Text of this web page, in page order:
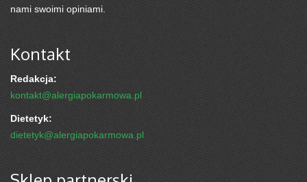
nami swoimi opiniami.
Kontakt
Redakcja:
kontakt@alergiapokarmowa.pl
Dietetyk:
dietetyk@alergiapokarmowa.pl